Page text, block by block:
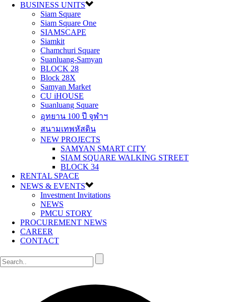
BUSINESS UNITS
Siam Square
Siam Square One
SIAMSCAPE
Siamkit
Chamchuri Square
Suanluang-Samyan
BLOCK 28
Block 28X
Samyan Market
CU iHOUSE
Suanluang Square
อุทยาน 100 ปี จุฬาฯ
สนามเทพหัสดิน
NEW PROJECTS
SAMYAN SMART CITY
SIAM SQUARE WALKING STREET
BLOCK 34
RENTAL SPACE
NEWS & EVENTS
Investment Invitations
NEWS
PMCU STORY
PROCUREMENT NEWS
CAREER
CONTACT